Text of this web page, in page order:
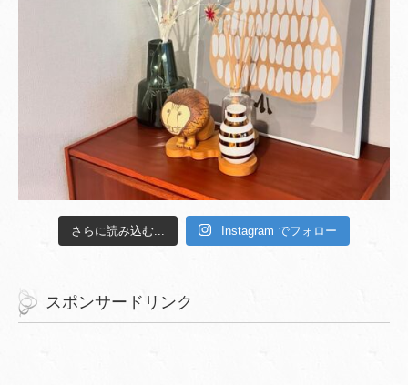
さらに読み込む... Instagram でフォロー
スポンサードリンク